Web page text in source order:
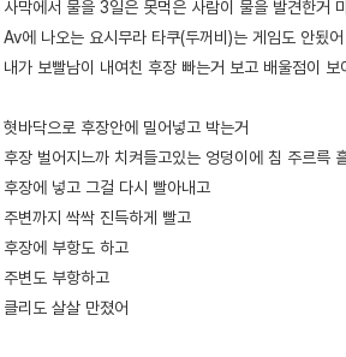
사막에서 물을 3일은 못먹은 사람이 물을 발견한거
Av에 나오는 요시무라 타쿠(두꺼비)는 게임도 안됬어
내가 보빨남이 내여친 후장 빠는거 보고 배울점이 보
혓바닥으로 후장안에 밀어넣고 박는거
후장 벌어지느까 치켜들고있는 엉덩이에 침 주르륵
후장에 넣고 그걸 다시 빨아내고
주변까지 싹싹 진득하게 빨고
후장에 부항도 하고
주변도 부항하고
클리도 살살 만졌어